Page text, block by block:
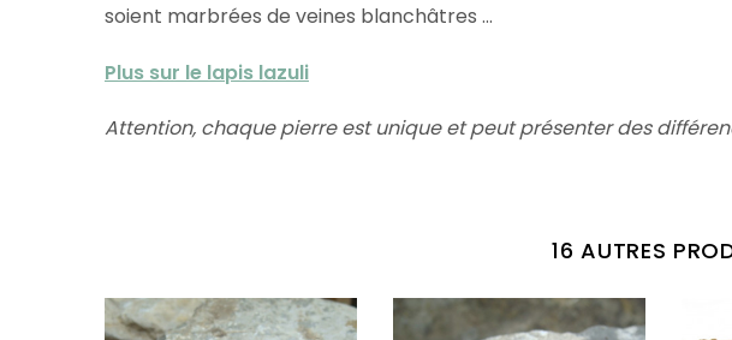
soient marbrées de veines blanchâtres ...
Plus sur le lapis lazuli
Attention, chaque pierre est unique et peut présenter des
16 AUTRES